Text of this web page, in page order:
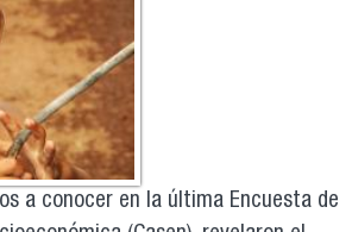
a conocer en la última Encuesta de